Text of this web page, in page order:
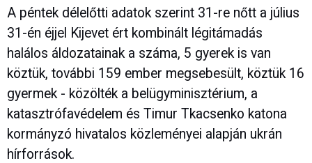
A péntek délelőtti adatok szerint 31-re nőtt a július
31-én éjjel Kijevet ért kombinált légitámadás
halálos áldozatainak a száma, 5 gyerek is van
köztük, további 159 ember megsebesült, köztük 16
gyermek - közölték a belügyminisztérium, a
katasztrófavédelem és Timur Tkacsenko katona
kormányzó hivatalos közleményei alapján ukrán
hírforrások.